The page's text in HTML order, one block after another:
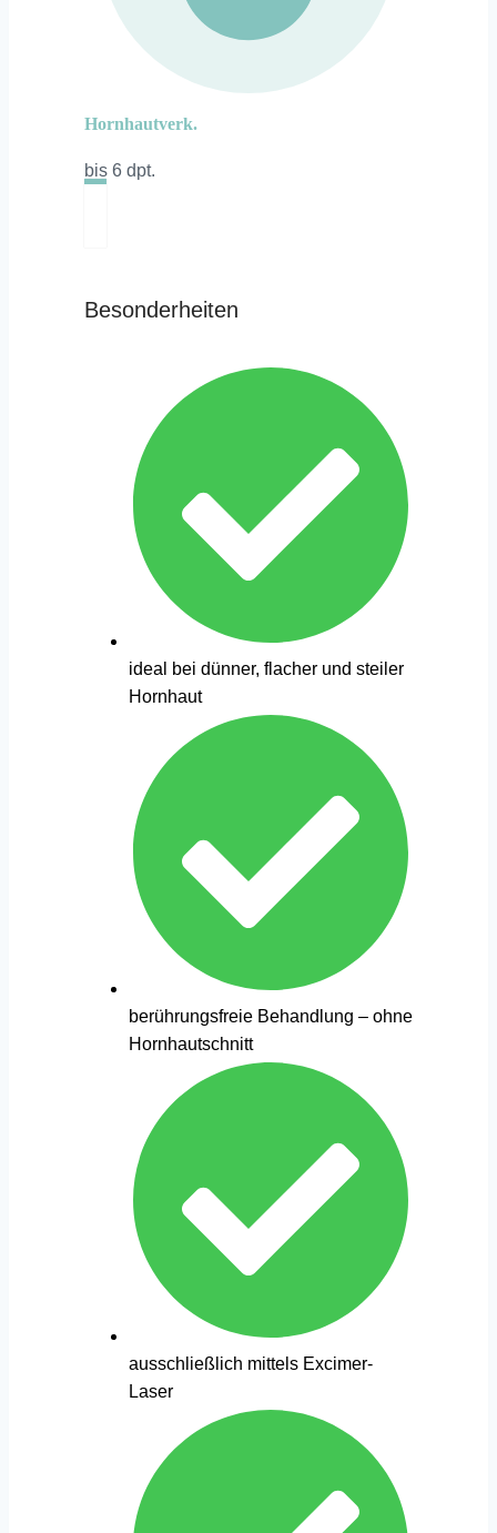
Hornhautverk.
bis 6 dpt.
Besonderheiten
ideal bei dünner, flacher und steiler
Hornhaut
berührungsfreie Behandlung – ohne
Hornhautschnitt
ausschließlich mittels Excimer-
Laser